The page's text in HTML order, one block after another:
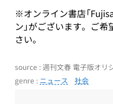
※オンライン書店「
ン」がございます。ご希
さい。
source : 週刊文春 電子版オリ
genre : ニュース 社会